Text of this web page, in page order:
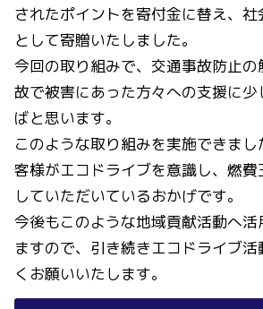
されたポイントを寄付金に替え、
として寄贈いたしました。
今回の取り組みで、交通事故防止
故で被害にあった方々への支援に
ばと思います。
このような取り組みを実施できま
客様がエコドライブを意識し、燃
していただいているおかげです。
今後もこのような地域貢献活動へ活
ますので、引き続きエコドライブ
くお願いいたします。